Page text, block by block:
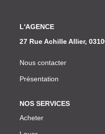
L'AGENCE
27 Rue Achille Allier,
Nous contacter
Présentation
NOS SERVICES
Acheter